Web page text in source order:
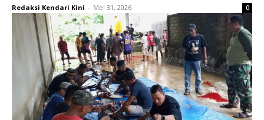
Redaksi Kendari Kini - Mei 31, 2026 0